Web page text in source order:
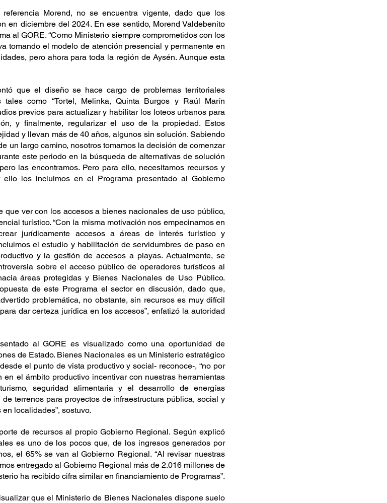
Morend, no se encuentra vigente, dado que los
en diciembre del 2024. En ese sentido, Morend Valdebenito
al GORE. “Como Ministerio siempre comprometidos con los
tomando el modelo de atención presencial y permanente en
pero ahora para toda la región de Aysén. Aunque esta
que el diseño se hace cargo de problemas territoriales
tales como “Tortel, Melinka, Quinta Burgos y Raúl Marín
previos para actualizar y habilitar los loteos urbanos para
y finalmente, regularizar el uso de la propiedad. Estos
y llevan más de 40 años, algunos sin solución. Sabiendo
un largo camino, nosotros tomamos la decisión de comenzar
este periodo en la búsqueda de alternativas de solución
las encontramos. Pero para ello, necesitamos recursos y
los incluimos en el Programa presentado al Gobierno
que ver con los accesos a bienes nacionales de uso público,
turístico. “Con la misma motivación nos empecinamos en
jurídicamente accesos a áreas de interés turístico y
el estudio y habilitación de servidumbres de paso en
y la gestión de accesos a playas. Actualmente, se
sobre el acceso público de operadores turísticos al
áreas protegidas y Bienes Nacionales de Uso Público.
de este Programa el sector en discusión, dado que,
problemática, no obstante, sin recursos es muy difícil
dar certeza jurídica en los accesos”, enfatizó la autoridad
al GORE es visualizado como una oportunidad de
de Estado. Bienes Nacionales es un Ministerio estratégico
el punto de vista productivo y social- reconoce-, “no por
el ámbito productivo incentivar con nuestras herramientas
seguridad alimentaria y el desarrollo de energías
terrenos para proyectos de infraestructura pública, social y
localidades”, sostuvo.
de recursos al propio Gobierno Regional. Según explicó
es uno de los pocos que, de los ingresos generados por
el 65% se van al Gobierno Regional. “Al revisar nuestras
entregado al Gobierno Regional más de 2.016 millones de
ha recibido cifra similar en financiamiento de Programas”.
que el Ministerio de Bienes Nacionales dispone suelo